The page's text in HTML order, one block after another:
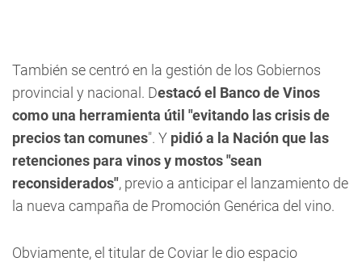
También se centró en la gestión de los Gobiernos
provincial y nacional. Destacó el Banco de Vinos
como una herramienta útil "evitando las crisis de
precios tan comunes". Y pidió a la Nación que las
retenciones para vinos y mostos "sean
reconsiderados", previo a anticipar el lanzamiento de
la nueva campaña de Promoción Genérica del vino.
Obviamente, el titular de Coviar le dio espacio